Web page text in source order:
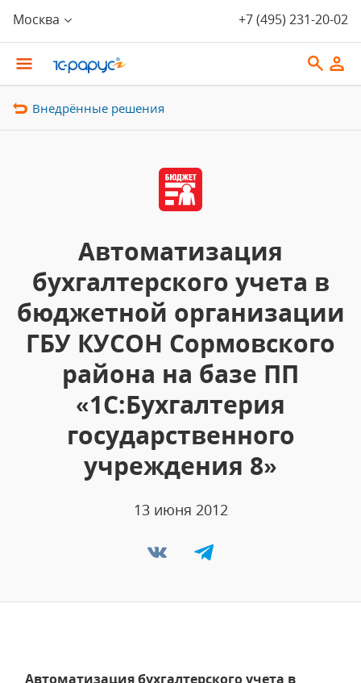
Москва +7 (495) 231-20-02
Внедрённые решения
Автоматизация
бухгалтерского учета в
бюджетной организации
ГБУ КУСОН Сормовского
района на базе ПП
«1С:Бухгалтерия
государственного
учреждения 8»
13 июня 2012
Автоматизация бухгалтерского учета в